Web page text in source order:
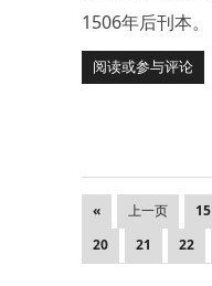
1506年后刊本。
阅读或参与评论
« 上一页 15
20
21 22